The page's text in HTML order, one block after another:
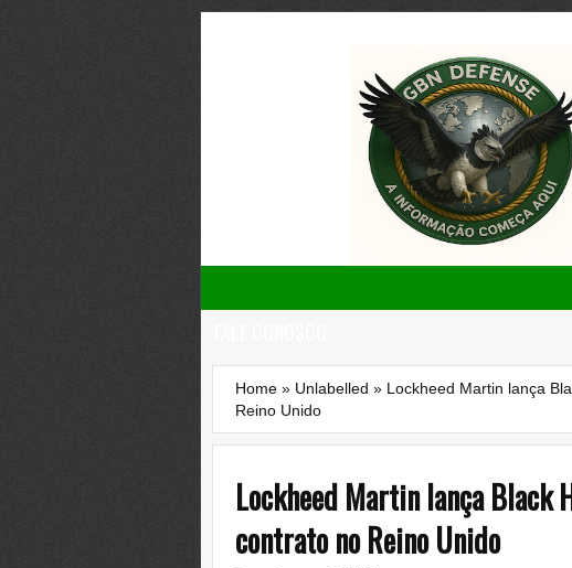
Home » Unlabelled » Lockheed Martin lança
Reino Unido
Lockheed Martin lança Black
contrato no Reino Unido